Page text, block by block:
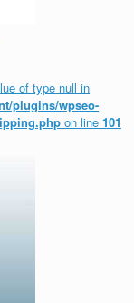
of type null in
plugins/wpseo-
on line 101